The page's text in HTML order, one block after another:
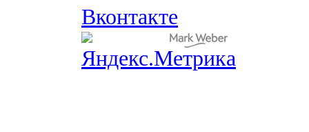
Вконтакте